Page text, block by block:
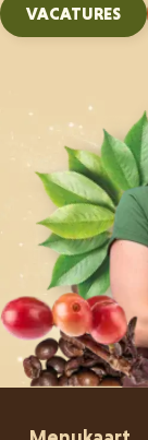
VACATURES